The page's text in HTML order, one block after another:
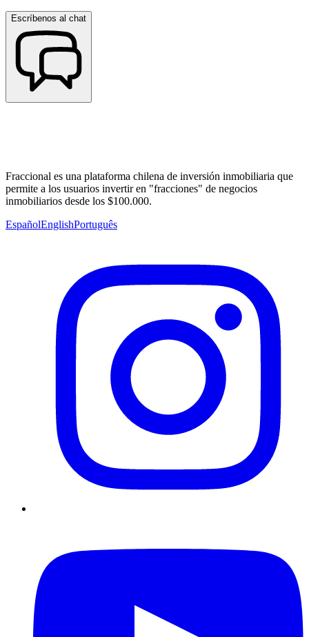
Escríbenos al chat
Fraccional es una plataforma chilena de inversión inmobiliaria que
permite a los usuarios invertir en "fracciones" de negocios
inmobiliarios desde los $100.000.
EspañolEnglishPortuguês